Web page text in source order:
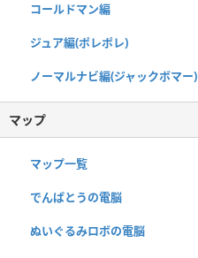
コールドマン編
ジュア編(ポレポレ)
ノーマルナビ編(ジャックボマー)
マップ
マップ一覧
でんぱとうの電脳
ぬいぐるみロボの電脳